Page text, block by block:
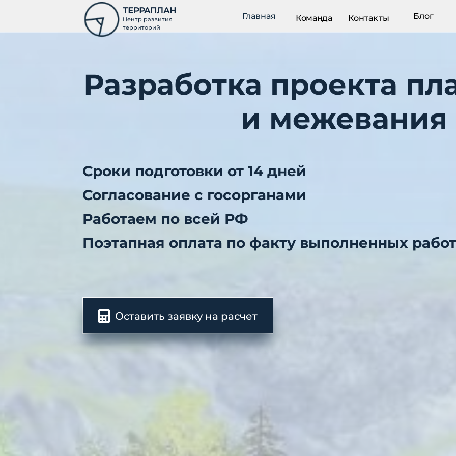
ТЕРРАПЛАН
Центр развития
территорий
Главная Команда Контакты Блог
Оставить заявку на расчет
Разработка проекта
и межевания
Сроки подготовки от 14дней
Согласование с госорганами
Работаем по всей РФ
Поэтапная оплата по факту выполненных работ